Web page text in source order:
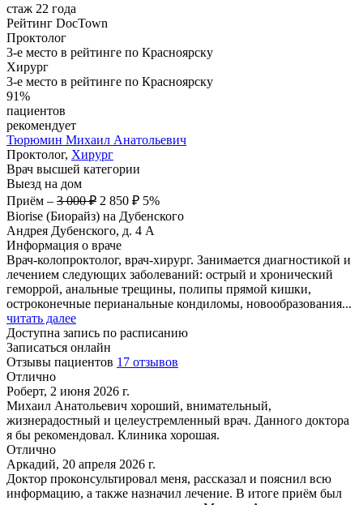
стаж 22 года
Рейтинг DocTown
Проктолог
3-е место в рейтинге по Красноярску
Хирург
3-е место в рейтинге по Красноярску
91%
пациентов
рекомендует
Тюрюмин Михаил Анатольевич
Проктолог, Хирург
Врач высшей категории
Выезд на дом
Приём – 3 000 ₽ 2 850 ₽ 5%
Biorise (Биорайз) на Дубенского
Андрея Дубенского, д. 4 А
Информация о враче
Врач-колопроктолог, врач-хирург. Занимается диагностикой и
лечением следующих заболеваний: острый и хронический
геморрой, анальные трещины, полипы прямой кишки,
остроконечные перианальные кондиломы, новообразования...
читать далее
Доступна запись по расписанию
Записаться онлайн
Отзывы пациентов 17 отзывов
Отлично
Роберт, 2 июня 2026 г.
Михаил Анатольевич хороший, внимательный,
жизнерадостный и целеустремленный врач. Данного доктора
я бы рекомендовал. Клиника хорошая.
Отлично
Аркадий, 20 апреля 2026 г.
Доктор проконсультировал меня, рассказал и пояснил всю
информацию, а также назначил лечение. В итоге приём был